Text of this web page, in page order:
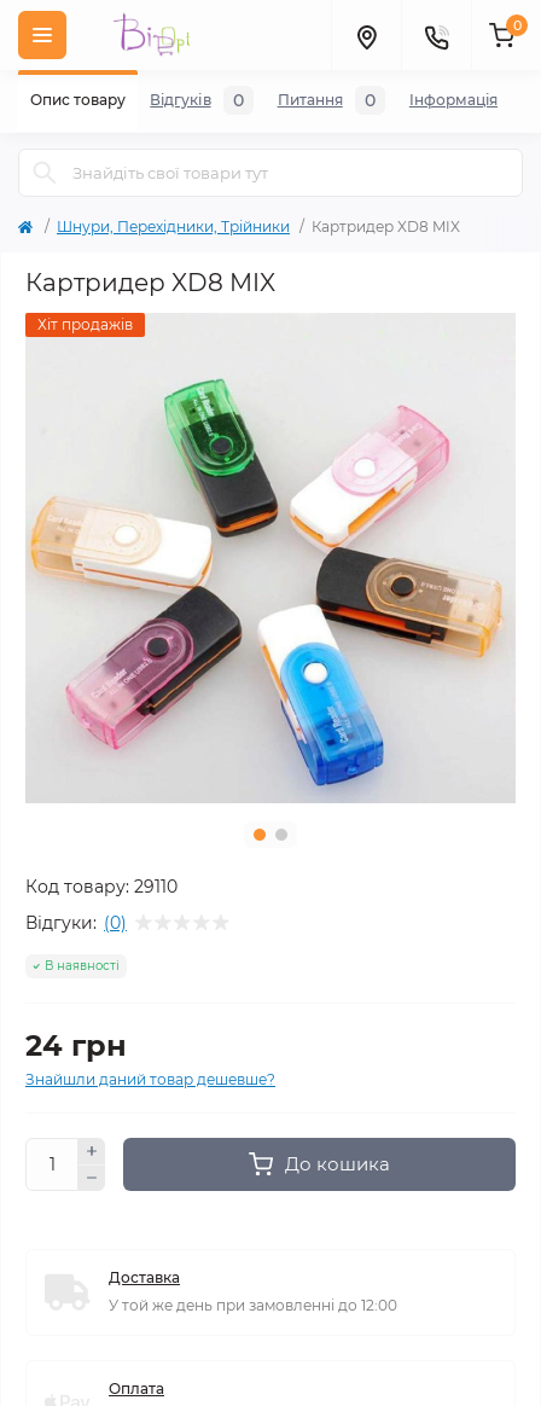
0
Шнури, Перехідники, Трійники Картридер XD8 MIX
Картридер XD8 MIX
Хіт продажів
Код товару: 29110
Відгуки: (0)
В наявності
24 грн
Знайшли даний товар дешевше?
До кошика
Доставка
У той же день при замовленні до 12:00
Оплата
Опис товару Відгуків 0 Питання 0 Iнформація